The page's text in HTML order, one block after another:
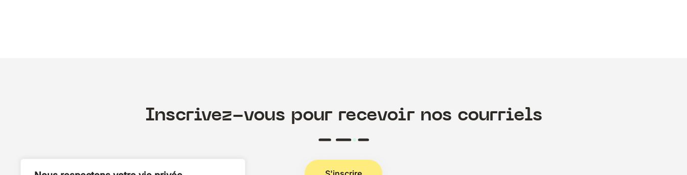
Inscrivez-vous pour recevoir nos courriels